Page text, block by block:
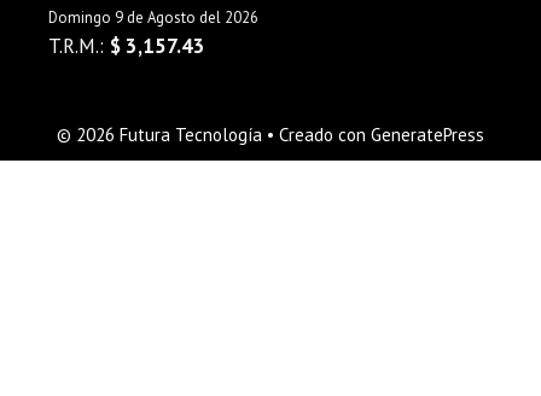
Domingo 9 de Agosto del 2026
T.R.M.: $ 3,157.43
© 2026 Futura Tecnología • Creado con GeneratePress